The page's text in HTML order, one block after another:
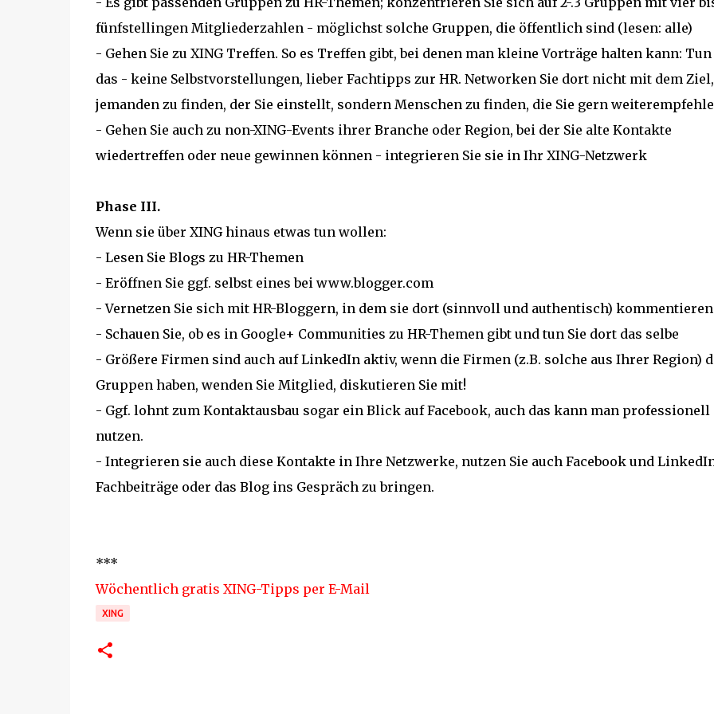
fünfstellingen Mitgliederzahlen - möglichst solche Gruppen, die öffentlich sind (lesen: alle)
- Gehen Sie zu XING Treffen. So es Treffen gibt, bei denen man kleine Vorträge halten kann: Tun
das - keine Selbstvorstellungen, lieber Fachtipps zur HR. Networken Sie dort nicht mit dem Ziel,
jemanden zu finden, der Sie einstellt, sondern Menschen zu finden, die Sie gern
- Gehen Sie auch zu non-XING-Events ihrer Branche oder Region, bei der Sie alte Kontakte
wiedertreffen oder neue gewinnen können - integrieren Sie sie in Ihr XING-Netzwerk
Phase III.
Wenn sie über XING hinaus etwas tun wollen:
- Lesen Sie Blogs zu HR-Themen
- Eröffnen Sie ggf. selbst eines bei www.blogger.com
- Vernetzen Sie sich mit HR-Bloggern, in dem sie dort (sinnvoll und authentisch) kommentieren
- Schauen Sie, ob es in Google+ Communities zu HR-Themen gibt und tun Sie dort das selbe
- Größere Firmen sind auch auf LinkedIn aktiv, wenn die Firmen (z.B. solche aus Ihrer Region)
Gruppen haben, wenden Sie Mitglied, diskutieren Sie mit!
- Ggf. lohnt zum Kontaktausbau sogar ein Blick auf Facebook, auch das kann man professionell
nutzen.
- Integrieren sie auch diese Kontakte in Ihre Netzwerke, nutzen Sie auch Facebook und
Fachbeiträge oder das Blog ins Gespräch zu bringen.
***
Wöchentlich gratis XING-Tipps per E-Mail
XING